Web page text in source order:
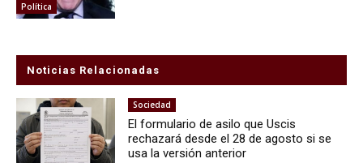
Política
Noticias Relacionadas
Sociedad
El formulario de asilo que Uscis
rechazará desde el 28 de agosto si se
usa la versión anterior